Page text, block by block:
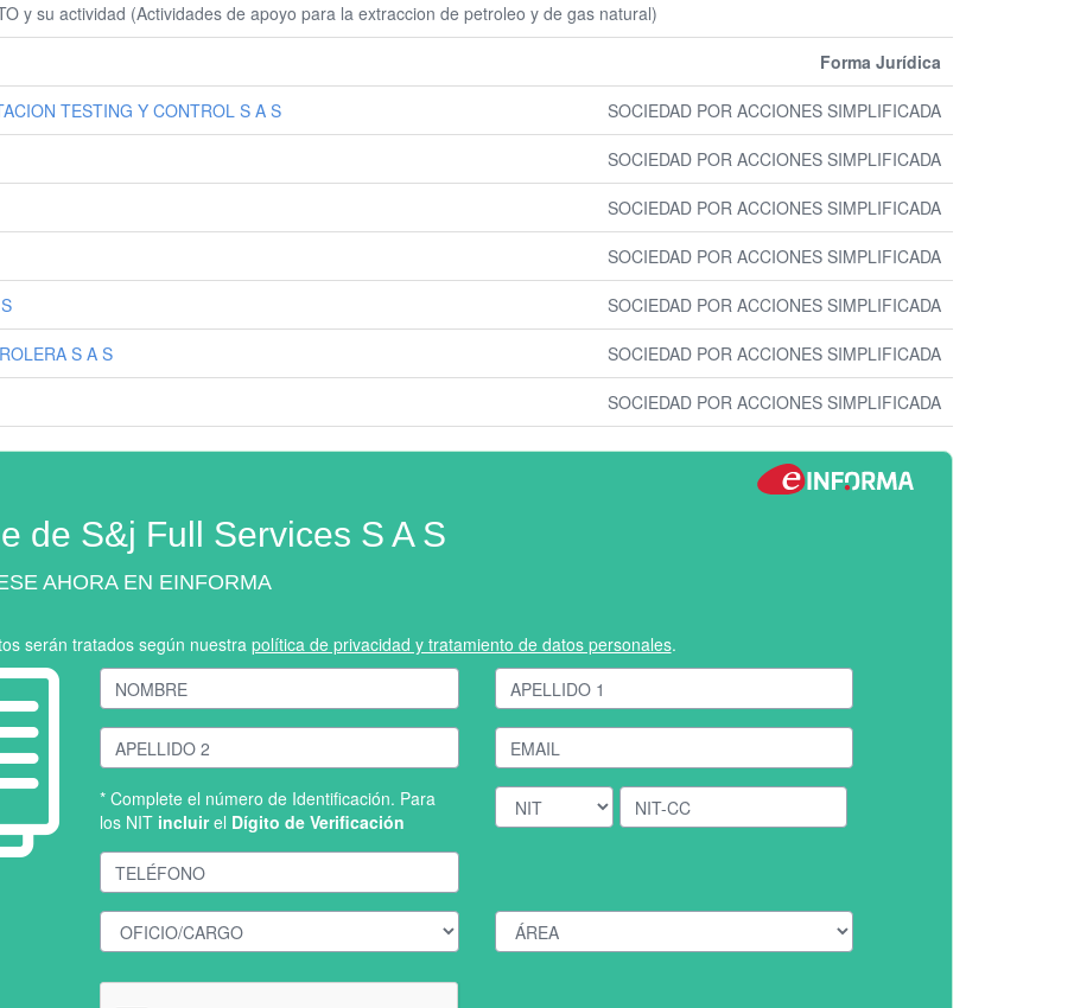
y su actividad (Actividades de apoyo para la extraccion de petroleo y de gas natural)
Forma Jurídica
TESTING Y CONTROL S A S SOCIEDAD POR ACCIONES SIMPLIFICADA
SOCIEDAD POR ACCIONES SIMPLIFICADA
SOCIEDAD POR ACCIONES SIMPLIFICADA
SOCIEDAD POR ACCIONES SIMPLIFICADA
SOCIEDAD POR ACCIONES SIMPLIFICADA
S A S SOCIEDAD POR ACCIONES SIMPLIFICADA
SOCIEDAD POR ACCIONES SIMPLIFICADA
de S&j Full Services S A S
AHORA EN EINFORMA
serán tratados según nuestra política de privacidad y tratamiento de datos personales.
* Complete el número de Identificación. Para
los NIT incluirel Dígito de Verificación